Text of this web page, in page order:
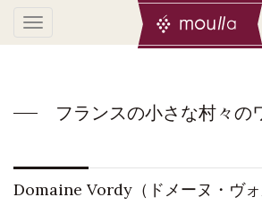
フランスの小さな村々の
Domaine Vordy（ドメーヌ・ヴォ